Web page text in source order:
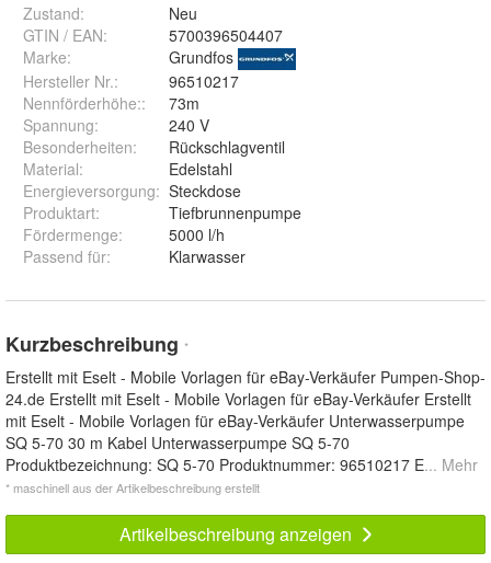
Zustand:
Neu
GTIN / EAN:
5700396504407
Marke:
Grundfos
Hersteller Nr.:
96510217
Nennförderhöhe::
73m
Spannung:
240 V
Besonderheiten:
Rückschlagventil
Material:
Edelstahl
Energieversorgung: Steckdose
Produktart:
Tiefbrunnenpumpe
Fördermenge:
5000 l/h
Passend für: Klarwasser
Kurzbeschreibung *
Erstellt mit Eselt - Mobile Vorlagen für eBay-Verkäufer Pumpen-Shop-
24.de Erstellt mit Eselt - Mobile Vorlagen für eBay-Verkäufer Erstellt
mit Eselt - Mobile Vorlagen für eBay-Verkäufer Unterwasserpumpe
SQ 5-70 30 m Kabel Unterwasserpumpe SQ 5-70
Produktbezeichnung: SQ 5-70 Produktnummer: 96510217 E... Mehr
* maschinell aus der Artikelbeschreibung erstellt
Artikelbeschreibung anzeigen